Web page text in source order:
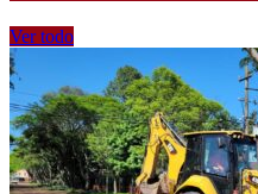
Ver todo